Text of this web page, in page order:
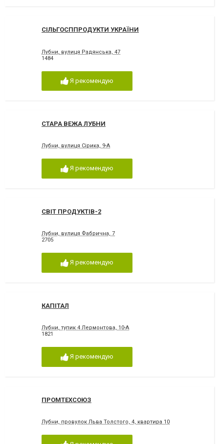
СІЛЬГОСППРОДУКТИ УКРАЇНИ
Лубни, вулиця Радянська, 47
1484
Я рекомендую
СТАРА ВЕЖА ЛУБНИ
Лубни, вулиця Сірика, 9-А
Я рекомендую
СВІТ ПРОДУКТІВ-2
Лубни, вулиця Фабрична, 7
2705
Я рекомендую
КАПІТАЛ
Лубни, тупик 4 Лермонтова, 10-А
1821
Я рекомендую
ПРОМТЕХСОЮЗ
Лубни, провулок Льва Толстого, 4, квартира 10